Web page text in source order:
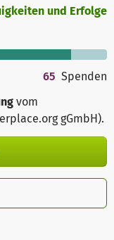
und Erfolge
65 Spenden
vom
gGmbH).